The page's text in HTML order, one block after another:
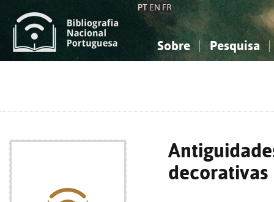
PT EN FR
Sobre Pesquisa
decorativas